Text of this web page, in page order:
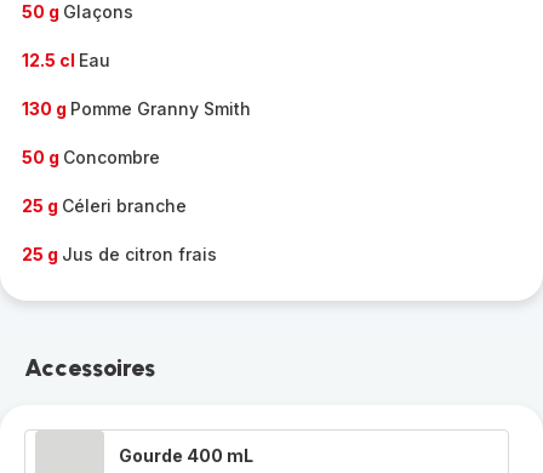
50 g Glaçons
12.5 cl Eau
130 g Pomme Granny Smith
50 g Concombre
25 g Céleri branche
25 g Jus de citron frais
Accessoires
Gourde 400 mL